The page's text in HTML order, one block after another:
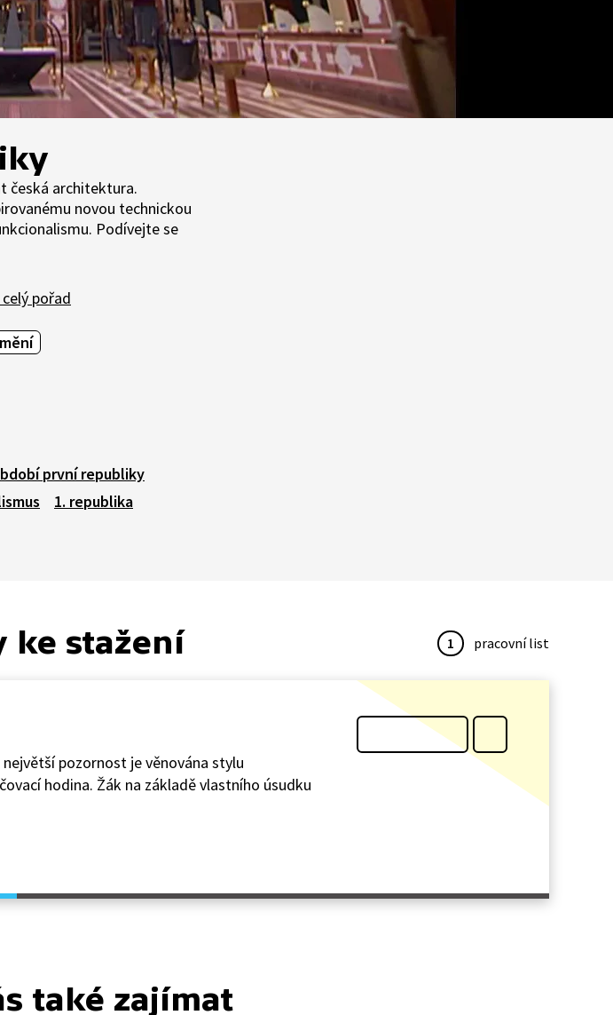
česká architektura.
novou technickou
Podívejte se
pořad
první republiky
1. republika
ke stažení 1 pracovní list
pozornost je věnována stylu
hodina. Žák na základě vlastního úsudku
také zajímat